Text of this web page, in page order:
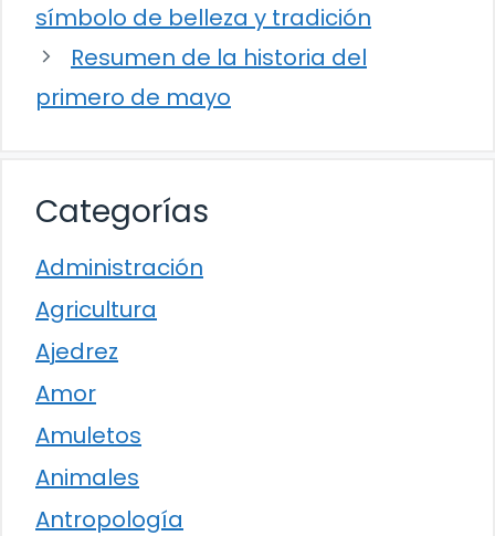
símbolo de belleza y tradición
Resumen de la historia del
primero de mayo
Categorías
Administración
Agricultura
Ajedrez
Amor
Amuletos
Animales
Antropología